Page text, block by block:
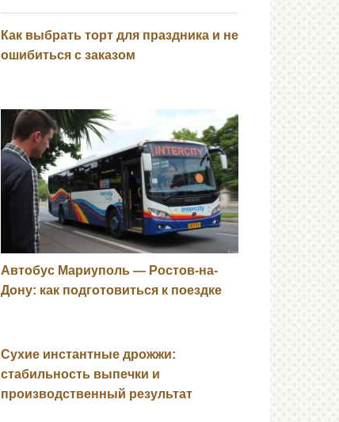
Как выбрать торт для праздника и не
ошибиться с заказом
Автобус Мариуполь — Ростов-на-
Дону: как подготовиться к поездке
Сухие инстантные дрожжи:
стабильность выпечки и
производственный результат